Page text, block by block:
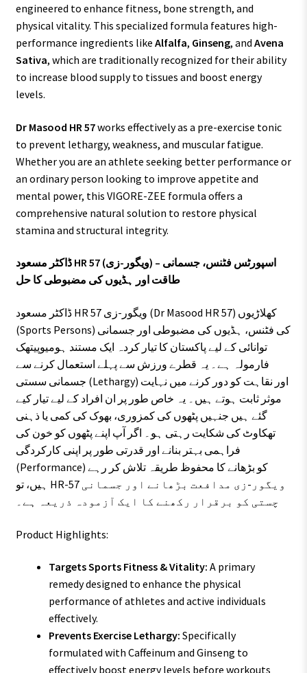
engineered to enhance fitness, bone strength, and
physical vitality. This specialized formula features high-
performance ingredients like Alfalfa, Ginseng, and Avena
Sativa, which are traditionally recognized for their ability
to increase blood supply to tissues and boost energy
levels.
Dr Masood HR 57works effectively as a pre-exercise tonic
to prevent lethargy, weakness, and muscular fatigue.
Whether you are an athlete seeking better performance or
an ordinary person looking to improve appetite and
mental power, this VIGORE-ZEE formula offers a
comprehensive natural solution to restore physical
stamina and structural integrity.
ڈاکٹر مسعود HR 57 (ویگور-زی) – اسپورٹس فٹنس، جسمانی
طاقت اور ہڈیوں کی مضبوطی کا حل
ڈاکٹر مسعود HR 57 ویگور-زی (Dr Masood HR 57) کھلاڑیوں
(Sports Persons) کی فٹنس، ہڈیوں کی مضبوطی اور جسمانی
توانائی کے لیے پاکستان کا تیار کردہ ایک مستند ہومیوپیتھک
فارمولہ ہے۔ یہ قطرے ورزش سے پہلے استعمال کرنے سے
جسمانی سستی (Lethargy) اور نقاہت کو دور کرنے میں نہایت
موثر ثابت ہوتے ہیں۔ یہ خاص طور پر ان افراد کے لیے تیار کیے
گئے ہیں جنہیں پٹھوں کی کمزوری، بھوک کی کمی یا ذہنی
تھکاوٹ کی شکایت رہتی ہو۔ اگر آپ اپنے پٹھوں کو خون کی
فراہمی بہتر بنانے اور قدرتی طور پر اپنی کارکردگی
(Performance) کو بڑھانے کا محفوظ طریقہ تلاش کر رہے
ہیں، تو HR-57 ویگور-زی مدافعت بڑھانے اور جسمانی
چستی کو برقرار رکھنے کا ایک آزمودہ ذریعہ ہے۔
Product Highlights:
Targets Sports Fitness & Vitality: A primary
remedy designed to enhance the physical
performance of athletes and active individuals
effectively.
Prevents Exercise Lethargy: Specifically
formulated with Caffeinum and Ginseng to
effectively boost energy levels before workouts